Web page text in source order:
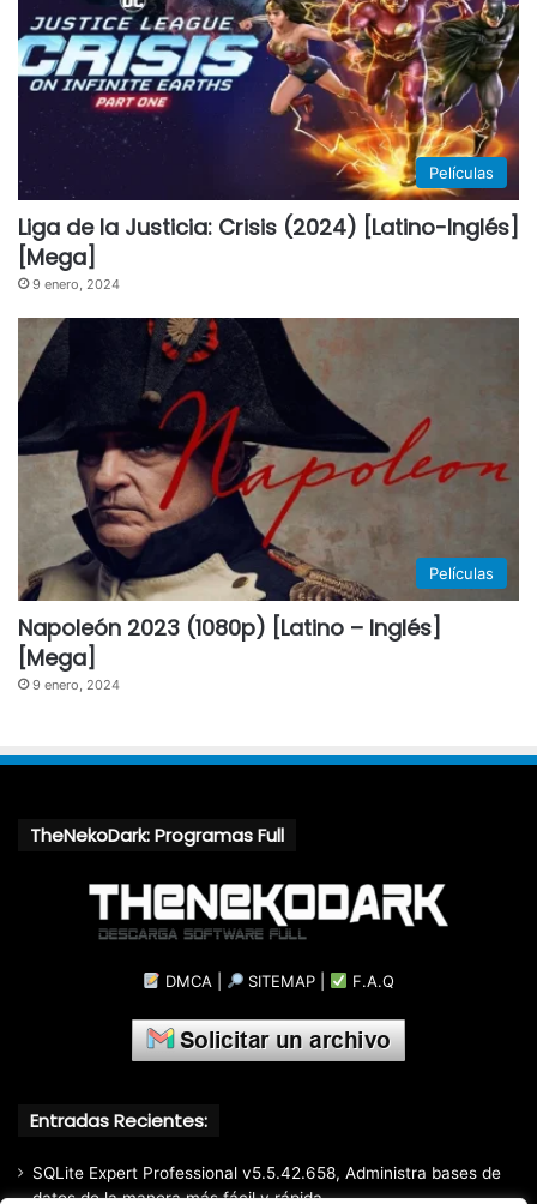
Películas
Liga de la Justicia: Crisis (2024) [Latino-Inglés]
[Mega]
9 enero, 2024
Películas
Napoleón 2023 (1080p) [Latino – Inglés]
[Mega]
9 enero, 2024
TheNekoDark: Programas Full
DMCA SITEMAP F.A.Q
Entradas Recientes:
SQLite Expert Professional v5.5.42.658, Administra bases de
datos de la manera más fácil y rápida